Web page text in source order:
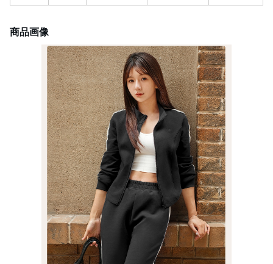
商品画像